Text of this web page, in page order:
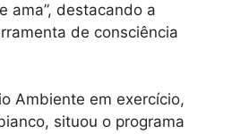
ama”, destacando a
de consciência
Ambiente em exercício,
situou o programa